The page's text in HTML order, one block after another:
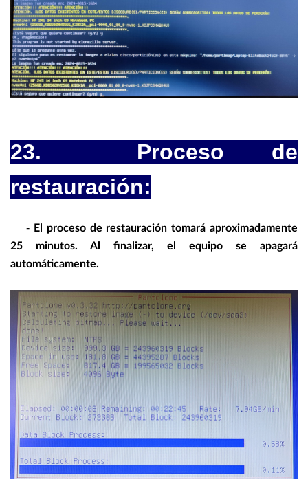
23. Proceso de
restauración:
- El proceso de restauración tomará aproximadamente
25 minutos. Al finalizar, el equipo se apagará
automáticamente.